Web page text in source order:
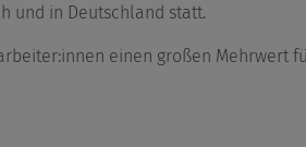
und in Deutschland statt.
einen großen Mehrwert